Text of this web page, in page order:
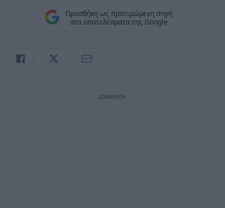
Προσθήκη ως προτιμώμενη πηγή
στα αποτελέσματα της Google